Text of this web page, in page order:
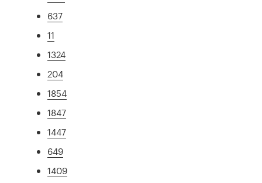
637
11
1324
204
1854
1847
1447
649
1409